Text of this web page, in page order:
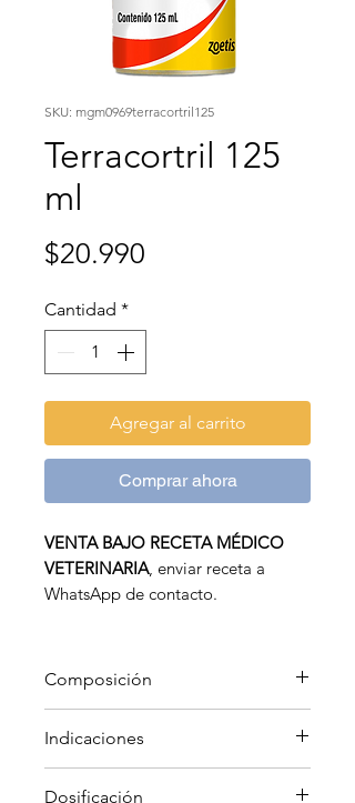
SKU: mgm0969terracortril125
Terracortril 125
ml
$20.990
Cantidad *
Agregar al carrito
Comprar ahora
VENTA BAJO RECETA MÉDICO
VETERINARIA, enviar receta a
WhatsApp de contacto.
Composición
Oxitetraciclina clorhidrato 7,472
g. Hidrocortisona 2 g.
Indicaciones
Dosificación